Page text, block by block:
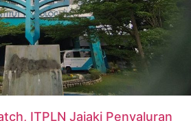
ITPLN Jajaki Penyaluran